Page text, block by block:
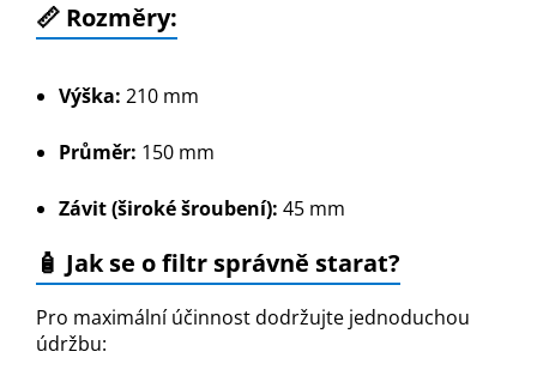
📏 Rozměry:
Výška: 210 mm
Průměr: 150 mm
Závit (široké šroubení): 45 mm
🧴 Jak se o filtr správně starat?
Pro maximální účinnost dodržujte jednoduchou
údržbu: